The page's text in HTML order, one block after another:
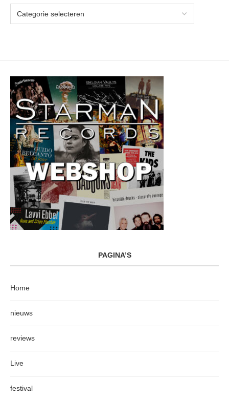
PAGINA’S
Home
nieuws
reviews
Live
festival